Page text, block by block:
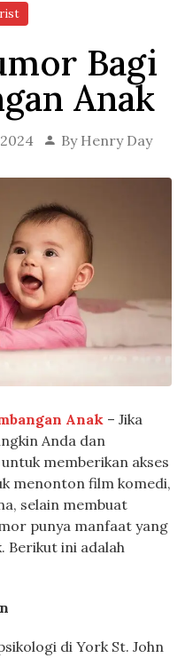
Bagi
Anak
By Henry Day
Anak – Jika
Anda dan
memberikan akses
menonton film komedi,
selain membuat
punya manfaat yang
Berikut ini adalah
di York St. John